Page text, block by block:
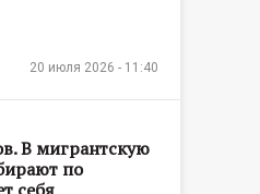
20 июля 2026 - 11:40
В мигрантскую
по
себя